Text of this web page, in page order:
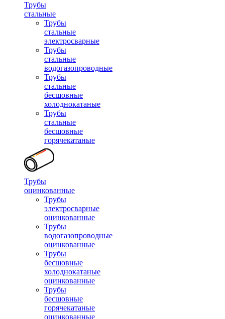
Трубы
стальные
Трубы
стальные
электросварные
Трубы
стальные
водогазопроводные
Трубы
стальные
бесшовные
холоднокатаные
Трубы
стальные
бесшовные
горячекатаные
Трубы
оцинкованные
Трубы
электросварные
оцинкованные
Трубы
водогазопроводные
оцинкованные
Трубы
бесшовные
холоднокатаные
оцинкованные
Трубы
бесшовные
горячекатаные
оцинкованные